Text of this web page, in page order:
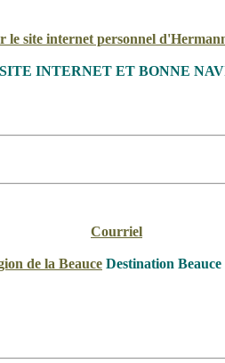
le site internet personnel
INTERNET ET BONNE
Courriel
de la Beauce Destination